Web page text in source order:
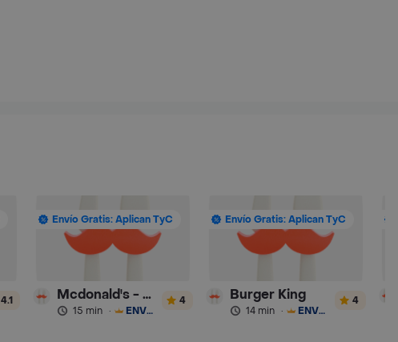
4.1
Envío Gratis: Aplican TyC
Mcdonald's - Turbo
15 min · ENVÍO GRATIS
4
Envío Gratis: Aplican TyC
Burger King
14 min · ENVÍO GRATIS
4